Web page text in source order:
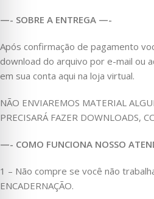
—- SOBRE A ENTREGA —-
Após confirmação de pagamento
download do arquivo por e-mail ou
em sua conta aqui na loja virtual.
NÃO ENVIAREMOS MATERIAL
PRECISARÁ FAZER DOWNLOADS,
—- COMO FUNCIONA NOSSO
1 – Não compre se você não
ENCADERNAÇÃO.